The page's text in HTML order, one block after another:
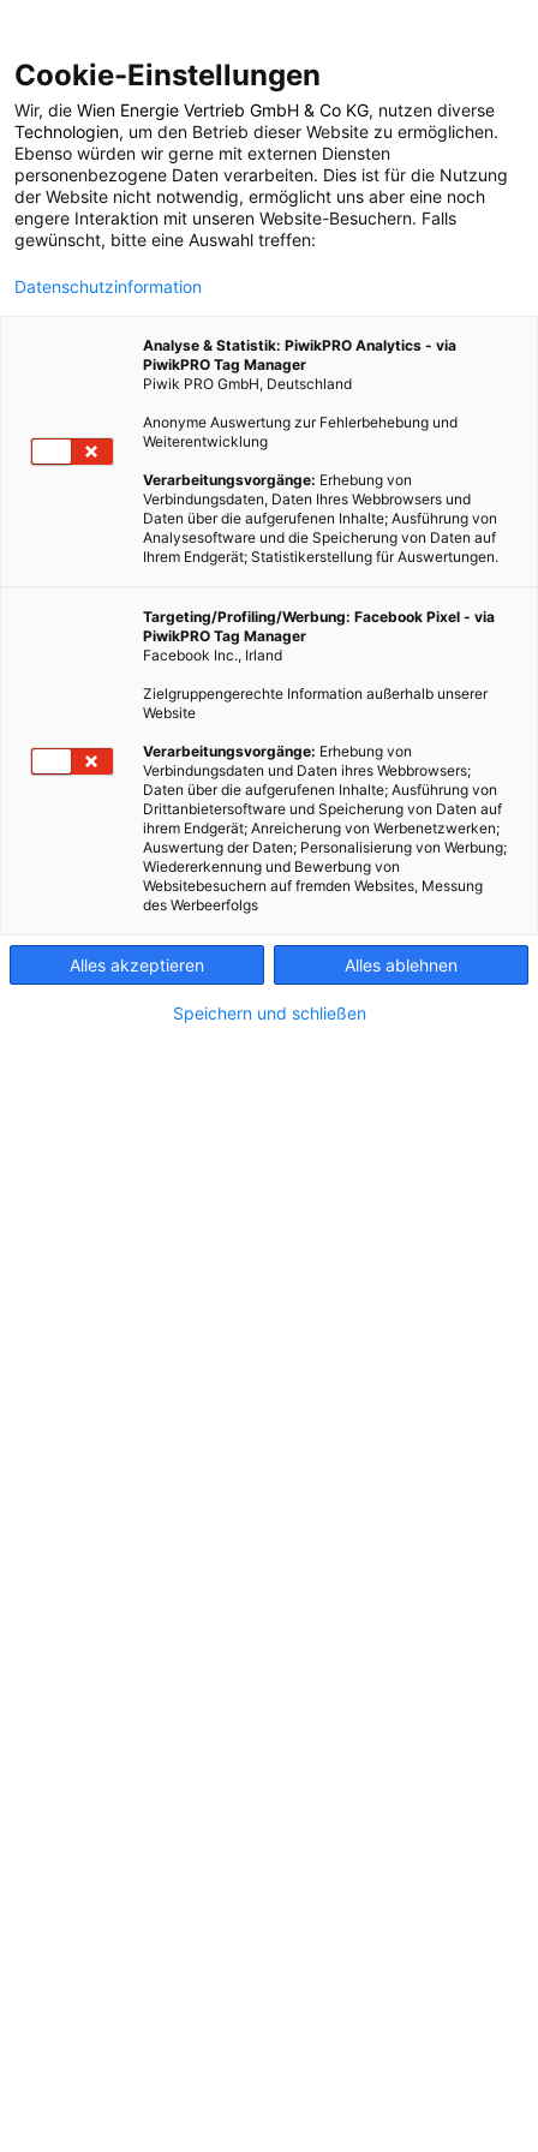
POSTS BY TAG
Finanzieren
1 BEITRAG
Cookie-Einstellungen
Wir, die Wien Energie Vertrieb GmbH & Co KG, nutzen diverse
Technologien, um den Betrieb dieser Website zu ermöglichen.
Ebenso würden wir gerne mit externen Diensten
personenbezogene Daten verarbeiten. Dies ist für die Nutzung
der Website nicht notwendig, ermöglicht uns aber eine noch
engere Interaktion mit unseren Website-Besuchern. Falls
gewünscht, bitte eine Auswahl treffen:
Datenschutzinformation
Analyse & Statistik: PiwikPRO Analytics - via
PiwikPRO Tag Manager
Piwik PRO GmbH, Deutschland
Anonyme Auswertung zur Fehlerbehebung und
Weiterentwicklung
Verarbeitungsvorgänge: Erhebung von
Verbindungsdaten, Daten Ihres Webbrowsers und
Daten über die aufgerufenen Inhalte; Ausführung von
Analysesoftware und die Speicherung von Daten auf
Ihrem Endgerät; Statistikerstellung für Auswertungen.
Targeting/Profiling/Werbung: Facebook Pixel - via
PiwikPRO Tag Manager
Facebook Inc., Irland
Zielgruppengerechte Information außerhalb unserer
Website
Verarbeitungsvorgänge: Erhebung von
Verbindungsdaten und Daten ihres Webbrowsers;
Daten über die aufgerufenen Inhalte; Ausführung von
Drittanbietersoftware und Speicherung von Daten auf
ihrem Endgerät; Anreicherung von Werbenetzwerken;
Auswertung der Daten; Personalisierung von Werbung;
Wiedererkennung und Bewerbung von
Websitebesuchern auf fremden Websites, Messung
des Werbeerfolgs
Alles akzeptieren Alles ablehnen
Speichern und schließen